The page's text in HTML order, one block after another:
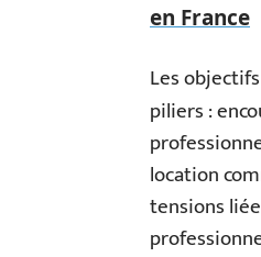
en France
Les
piliers :
location
tensions